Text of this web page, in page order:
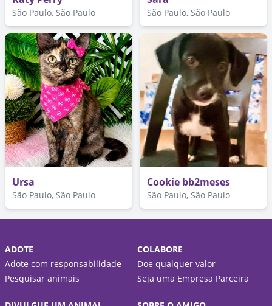
São Paulo, São Paulo São Paulo, São Paulo
Ursa
São Paulo, São Paulo
Cookie bb2meses
São Paulo, São Paulo
ADOTE
Adote com responsabilidade
Pesquisar animais
COLABORE
Doe qualquer valor
Seja uma Empresa Parceira